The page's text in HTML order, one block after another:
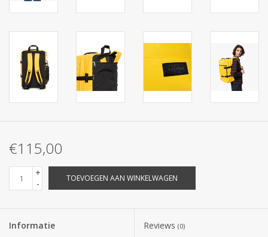
€115,00
+
-
TOEVOEGEN AAN WINKELWAGEN
Informatie Reviews (0)